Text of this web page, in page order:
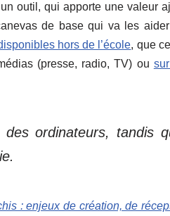
outil, qui apporte une valeur
de base qui va les
hors de l’école, que
(presse, radio, TV) ou
ordinateurs, tandis
: enjeux de création, de